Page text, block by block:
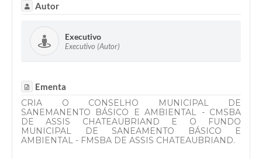
Autor
Executivo
Executivo (Autor)
Ementa
CRIA O CONSELHO MUNICIPAL DE
SANEMANENTO BÁSICO E AMBIENTAL - CMSBA
DE ASSIS CHATEAUBRIAND E O FUNDO
MUNICIPAL DE SANEAMENTO BÁSICO E
AMBIENTAL - FMSBA DE ASSIS CHATEAUBRIAND.